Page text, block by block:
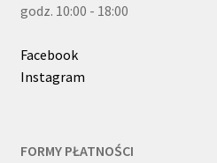
godz. 10:00 - 18:00
Facebook
Instagram
FORMY PŁATNOŚCI